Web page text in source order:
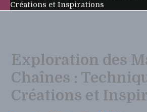
Créations et Inspirations
Exploration des
Chaînes :
Créations et